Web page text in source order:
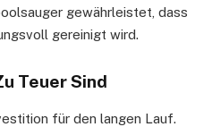
gewährleistet, dass
gereinigt wird.
Teuer Sind
für den langen Lauf.